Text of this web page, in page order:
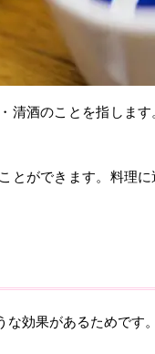
清酒のことを指しま
とができます。料理
効果があるためです。